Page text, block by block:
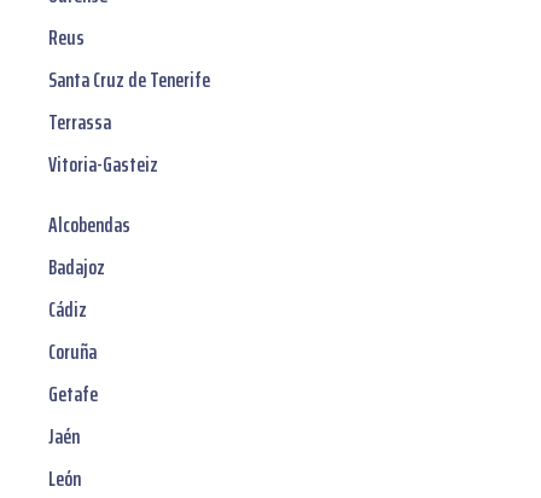
Reus
Santa Cruz de Tenerife
Terrassa
Vitoria-Gasteiz
Alcobendas
Badajoz
Cádiz
Coruña
Getafe
Jaén
León